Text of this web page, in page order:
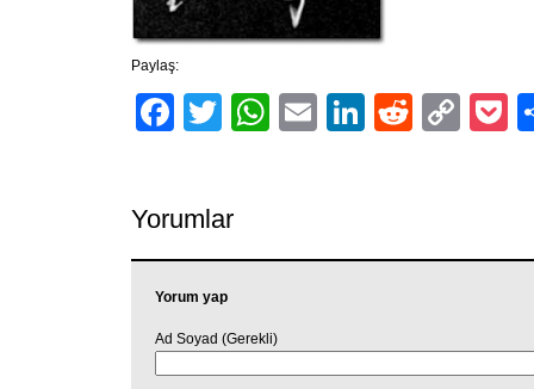
Paylaş:
Facebook
TwitterWhatsApp
EmailLinkedIn
Reddit
Yorumlar
Yorum yap
Ad Soyad (Gerekli)